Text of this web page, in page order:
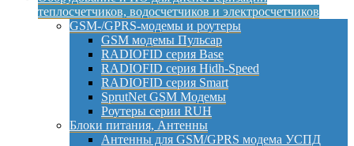
теплосчетчиков, водосчетчиков и электросчетчиков
GSM-/GPRS-модемы и роутеры
GSM модемы Пульсар
RADIOFID серия Base
RADIOFID серия Hidh-Speed
RADIOFID серия Smart
SprutNet GSM Модемы
Роутеры серии RUH
Блоки питания, Антенны
Антенны для GSM/GPRS модема УСПД